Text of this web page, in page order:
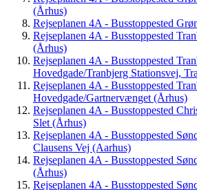
(Århus)
Rejseplanen 4A - Busstoppested
Rejseplanen 4A - Busstoppested
(Århus)
Rejseplanen 4A - Busstoppested
Hovedgade/Tranbjerg Stationsvej,
Rejseplanen 4A - Busstoppested
Hovedgade/Gartnervænget (Århus)
Rejseplanen 4A - Busstoppested
Slet (Århus)
Rejseplanen 4A - Busstoppested
Clausens Vej (Aarhus)
Rejseplanen 4A - Busstoppested
(Århus)
Rejseplanen 4A - Busstoppested